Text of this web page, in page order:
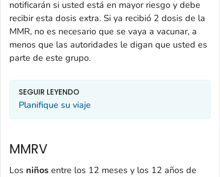
notificarán si usted está en mayor riesgo y debe
recibir esta dosis extra. Si ya recibió 2 dosis de la
MMR, no es necesario que se vaya a vacunar, a
menos que las autoridades le digan que usted es
parte de este grupo.
SEGUIR LEYENDO
Planifique su viaje
MMRV
Los niños entre los 12 meses y los 12 años de